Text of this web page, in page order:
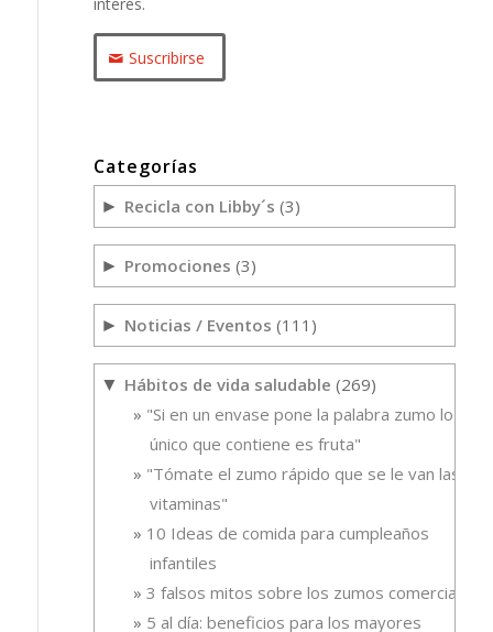
interés.
Suscribirse
Categorías
► Recicla con Libby´s (3)
► Promociones (3)
► Noticias / Eventos (111)
▼ Hábitos de vida saludable (269)
"Si en un envase pone la palabra zumo lo
único que contiene es fruta"
"Tómate el zumo rápido que se le van las
vitaminas"
10 Ideas de comida para cumpleaños
infantiles
3 falsos mitos sobre los zumos comerciales
5 al día: beneficios para los mayores